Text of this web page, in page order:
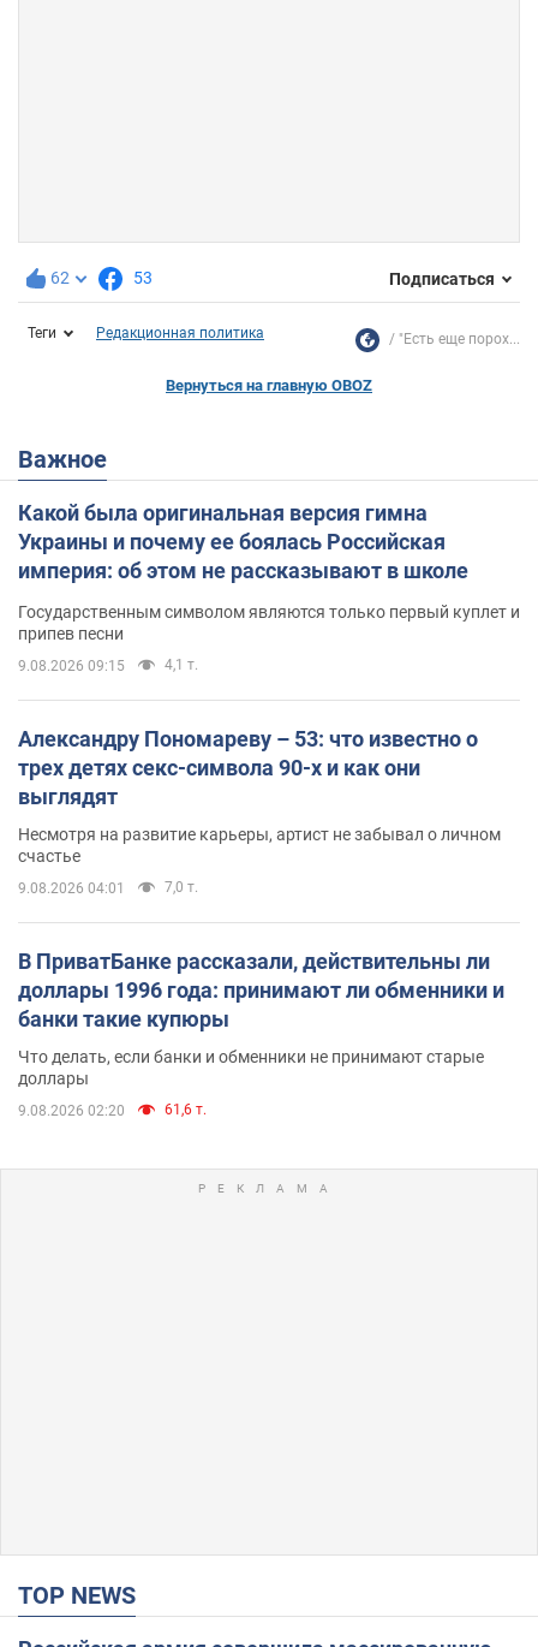
62 53 Подписаться
Теги Редакционная политика "Есть еще порох...
Вернуться на главную OBOZ
Важное
Какой была оригинальная версия гимна
Украины и почему ее боялась Российская
империя: об этом не рассказывают в школе
Государственным символом являются только первый куплет и
припев песни
9.08.2026 09:15 4,1 т.
Александру Пономареву – 53: что известно о
трех детях секс-символа 90-х и как они
выглядят
Несмотря на развитие карьеры, артист не забывал о личном
счастье
9.08.2026 04:01 7,0 т.
В ПриватБанке рассказали, действительны ли
доллары 1996 года: принимают ли обменники и
банки такие купюры
Что делать, если банки и обменники не принимают старые
доллары
9.08.2026 02:20 61,6 т.
TOP NEWS